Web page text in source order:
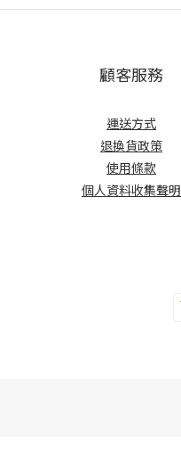
顧客服務
運送方式
退換貨政策
使用條款
個人資料收集聲明